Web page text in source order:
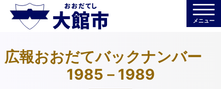
メニュー
広報おおだてバックナンバー
1985－1989